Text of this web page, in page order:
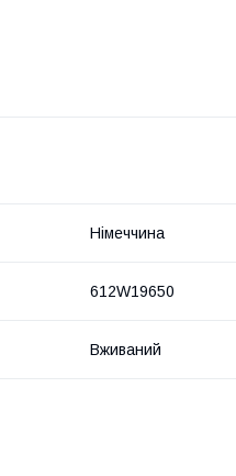
Німеччина
612W19650
Вживаний